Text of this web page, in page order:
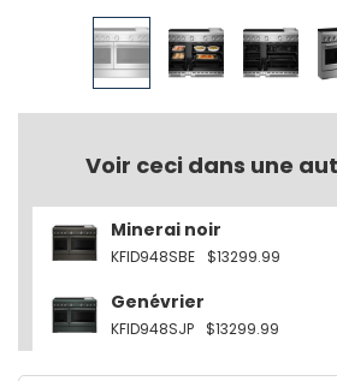
Voir ceci dans une
Minerai noir
KFID948SBE $13299.99
Genévrier
KFID948SJP $13299.99